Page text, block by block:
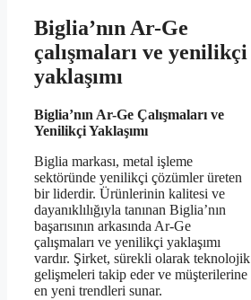
Biglia’nın Ar-Ge
çalışmaları ve yenilikçi
yaklaşımı
Biglia’nın Ar-Ge Çalışmaları ve
Yenilikçi Yaklaşımı
Biglia markası, metal işleme
sektöründe yenilikçi çözümler üreten
bir liderdir. Ürünlerinin kalitesi ve
dayanıklılığıyla tanınan Biglia’nın
başarısının arkasında Ar-Ge
çalışmaları ve yenilikçi yaklaşımı
vardır. Şirket, sürekli olarak teknolojik
gelişmeleri takip eder ve müşterilerine
en yeni trendleri sunar.